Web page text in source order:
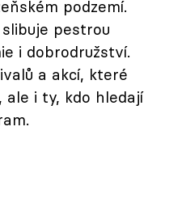
podzemí.
pestrou
i dobrodružství.
a akcí, které
ale i ty, kdo hledají